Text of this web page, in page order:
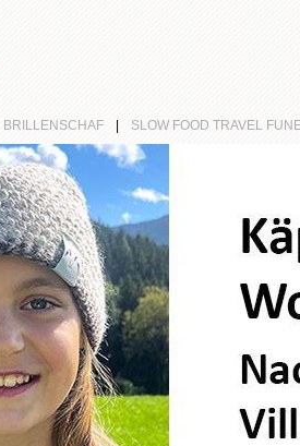
BRILLENSCHAF SLOW FOOD TRAVEL